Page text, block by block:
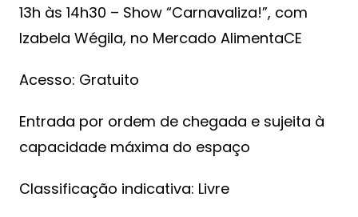
13h às 14h30 – Show “Carnavaliza!”, com
Izabela Wégila, no Mercado AlimentaCE
Acesso: Gratuito
Entrada por ordem de chegada e sujeita à
capacidade máxima do espaço
Classificação indicativa: Livre